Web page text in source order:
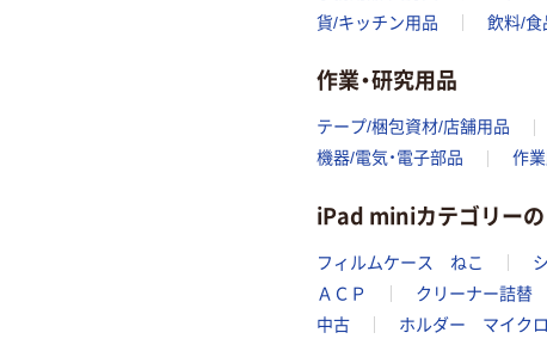
貨/キッチン用品
飲料/食
作業・研究用品
テープ/梱包資材/店舗用品
機器/電気・電子部品
作
iPad miniカテゴリー
フィルムケース ねこ
ＡＣＰ
クリーナー詰替
中古
ホルダー マイク